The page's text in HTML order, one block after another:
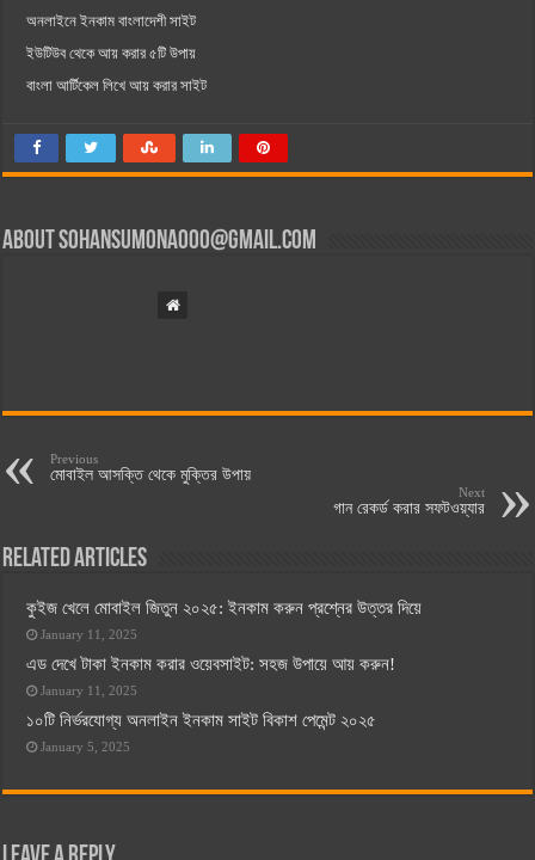
অনলাইনে ইনকাম বাংলাদেশী সাইট
ইউটিউব থেকে আয় করার ৫টি উপায়
বাংলা আর্টিকেল লিখে আয় করার সাইট
Aboutsohansumona000@gmail.com
Previous
মোবাইল আসক্তি থেকে মুক্তির উপায়
Next
গান রেকর্ড করার সফটওয়্যার
Related Articles
কুইজ খেলে মোবাইল জিতুন ২০২৫: ইনকাম করুন প্রশ্নের উত্তর দিয়ে
January 11, 2025
এড দেখে টাকা ইনকাম করার ওয়েবসাইট: সহজ উপায়ে আয় করুন!
January 11, 2025
১০টি নির্ভরযোগ্য অনলাইন ইনকাম সাইট বিকাশ পেমেন্ট ২০২৫
January 5, 2025